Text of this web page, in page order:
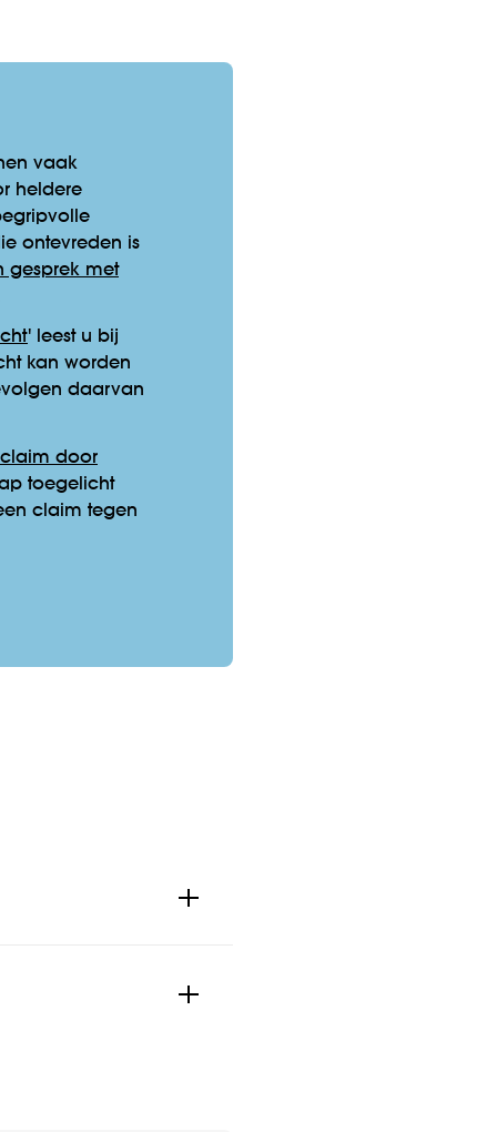
vaak
heldere
ontevreden is
gesprek met
' leest u bij
kan worden
daarvan
door
toegelicht
claim tegen